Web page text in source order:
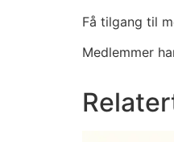
Få tilgang til
Medlemmer